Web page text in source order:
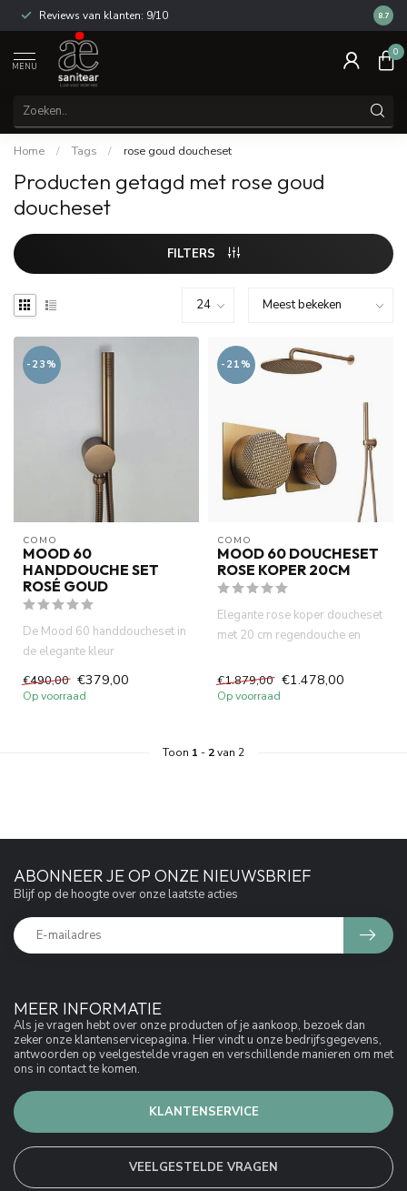
Reviews van klanten: 9/10 14
8.7
MENU
0
Home / Tags / rose goud doucheset
Producten getagd met rose goud
doucheset
FILTERS
-23%
COMO
MOOD 60
HANDDOUCHE SET
ROSÉ GOUD
De Mood 60 handdoucheset in
de elegante kleur
roségoud/koper. Deze
complete hand...
€490,00 €379,00
Op voorraad
-21%
COMO
MOOD 60 DOUCHESET
ROSE KOPER 20CM
Elegante rose koper doucheset
met 20 cm regendouche en
€1.879,00 €1.478,00
Op voorraad
Toon 1 - 2van 2
MEER INFORMATIE
Als je vragen hebt over onze producten of je aankoop, bezoek dan
zeker onze klantenservicepagina. Hier vindt u onze bedrijfsgegevens,
antwoorden op veelgestelde vragen en verschillende manieren om met
ons in contact te komen.
KLANTENSERVICE
VEELGESTELDE VRAGEN
ABONNEER JE OP ONZE NIEUWSBRIEF
Blijf op de hoogte over onze laatste acties